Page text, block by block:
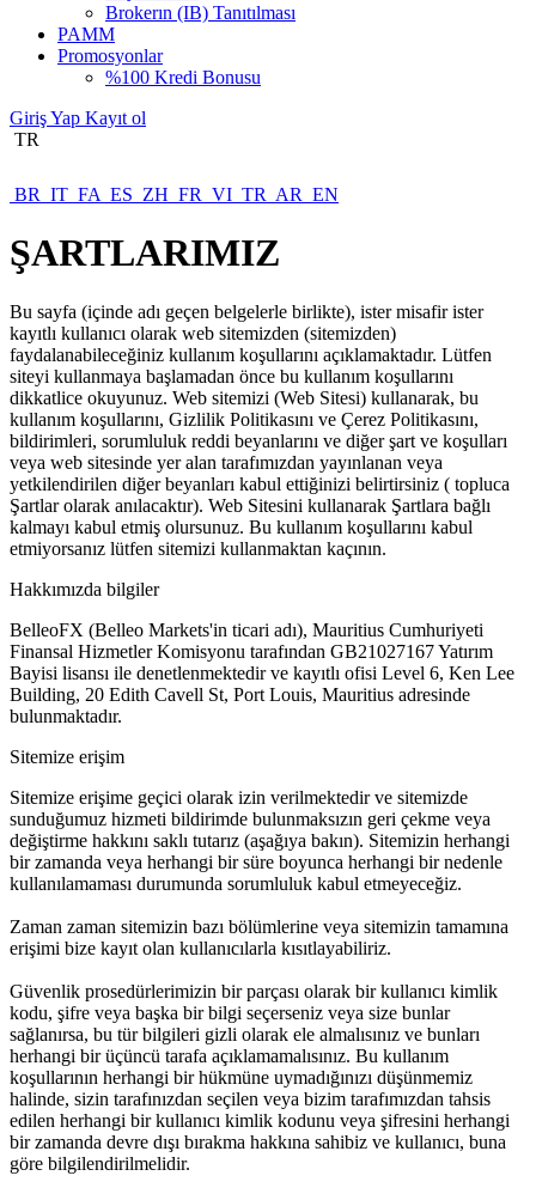
Brokerın (IB) Tanıtılması
PAMM
Promosyonlar
%100 Kredi Bonusu
Giriş Yap Kayıt ol
TR
BR IT FA ES ZH FR VI TR AR EN
ŞARTLARIMIZ
Bu sayfa (içinde adı geçen belgelerle birlikte), ister misafir ister
kayıtlı kullanıcı olarak web sitemizden (sitemizden)
faydalanabileceğiniz kullanım koşullarını açıklamaktadır. Lütfen
siteyi kullanmaya başlamadan önce bu kullanım koşullarını
dikkatlice okuyunuz. Web sitemizi (Web Sitesi) kullanarak, bu
kullanım koşullarını, Gizlilik Politikasını ve Çerez Politikasını,
bildirimleri, sorumluluk reddi beyanlarını ve diğer şart ve koşulları
veya web sitesinde yer alan tarafımızdan yayınlanan veya
yetkilendirilen diğer beyanları kabul ettiğinizi belirtirsiniz ( topluca
Şartlar olarak anılacaktır). Web Sitesini kullanarak Şartlara bağlı
kalmayı kabul etmiş olursunuz. Bu kullanım koşullarını kabul
etmiyorsanız lütfen sitemizi kullanmaktan kaçının.
Hakkımızda bilgiler
BelleoFX (Belleo Markets'in ticari adı), Mauritius Cumhuriyeti
Finansal Hizmetler Komisyonu tarafından GB21027167 Yatırım
Bayisi lisansı ile denetlenmektedir ve kayıtlı ofisi Level 6, Ken Lee
Building, 20 Edith Cavell St, Port Louis, Mauritius adresinde
bulunmaktadır.
Sitemize erişim
Sitemize erişime geçici olarak izin verilmektedir ve sitemizde
sunduğumuz hizmeti bildirimde bulunmaksızın geri çekme veya
değiştirme hakkını saklı tutarız (aşağıya bakın). Sitemizin herhangi
bir zamanda veya herhangi bir süre boyunca herhangi bir nedenle
kullanılamaması durumunda sorumluluk kabul etmeyeceğiz.
Zaman zaman sitemizin bazı bölümlerine veya sitemizin tamamına
erişimi bize kayıt olan kullanıcılarla kısıtlayabiliriz.
Güvenlik prosedürlerimizin bir parçası olarak bir kullanıcı kimlik
kodu, şifre veya başka bir bilgi seçerseniz veya size bunlar
sağlanırsa, bu tür bilgileri gizli olarak ele almalısınız ve bunları
herhangi bir üçüncü tarafa açıklamamalısınız. Bu kullanım
koşullarının herhangi bir hükmüne uymadığınızı düşünmemiz
halinde, sizin tarafınızdan seçilen veya bizim tarafımızdan tahsis
edilen herhangi bir kullanıcı kimlik kodunu veya şifresini herhangi
bir zamanda devre dışı bırakma hakkına sahibiz ve kullanıcı, buna
göre bilgilendirilmelidir.